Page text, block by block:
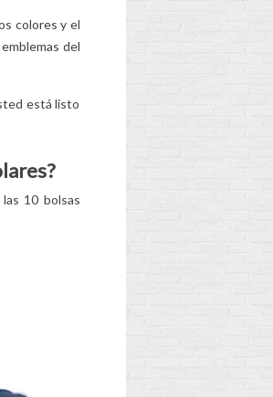
colores y el
del
está listo
10 bolsas